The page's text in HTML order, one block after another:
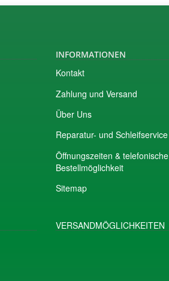
INFORMATIONEN
Kontakt
Zahlung und Versand
Über Uns
Reparatur- und Schleifservice
Öffnungszeiten & telefonische
Bestellmöglichkeit
Sitemap
VERSANDMÖGLICHKEITEN